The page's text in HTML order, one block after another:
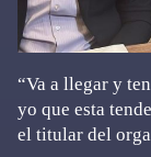
“Va a llegar y
yo que esta
el titular del